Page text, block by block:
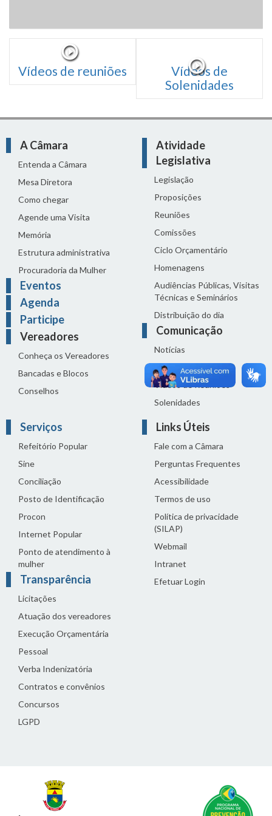
Vídeos de reuniões
Vídeos de
Solenidades
A Câmara
Entenda a Câmara
Mesa Diretora
Como chegar
Agende uma Visita
Memória
Estrutura administrativa
Procuradoria da Mulher
Eventos
Agenda
Participe
Vereadores
Conheça os Vereadores
Bancadas e Blocos
Conselhos
Atividade
Legislativa
Legislação
Proposições
Reuniões
Comissões
Ciclo Orçamentário
Homenagens
Audiências Públicas, Visitas
Técnicas e Seminários
Distribuição do dia
Comunicação
Notícias
Sala de Imprensa
Vídeos de Reuniões
Solenidades
Serviços
Refeitório Popular
Sine
Conciliação
Posto de Identificação
Procon
Internet Popular
Ponto de atendimento à
mulher
Transparência
Licitações
Atuação dos vereadores
Execução Orçamentária
Pessoal
Verba Indenizatória
Contratos e convênios
Concursos
LGPD
Links Úteis
Fale com a Câmara
Perguntas Frequentes
Acessibilidade
Termos de uso
Política de privacidade
(SILAP)
Webmail
Intranet
Efetuar Login